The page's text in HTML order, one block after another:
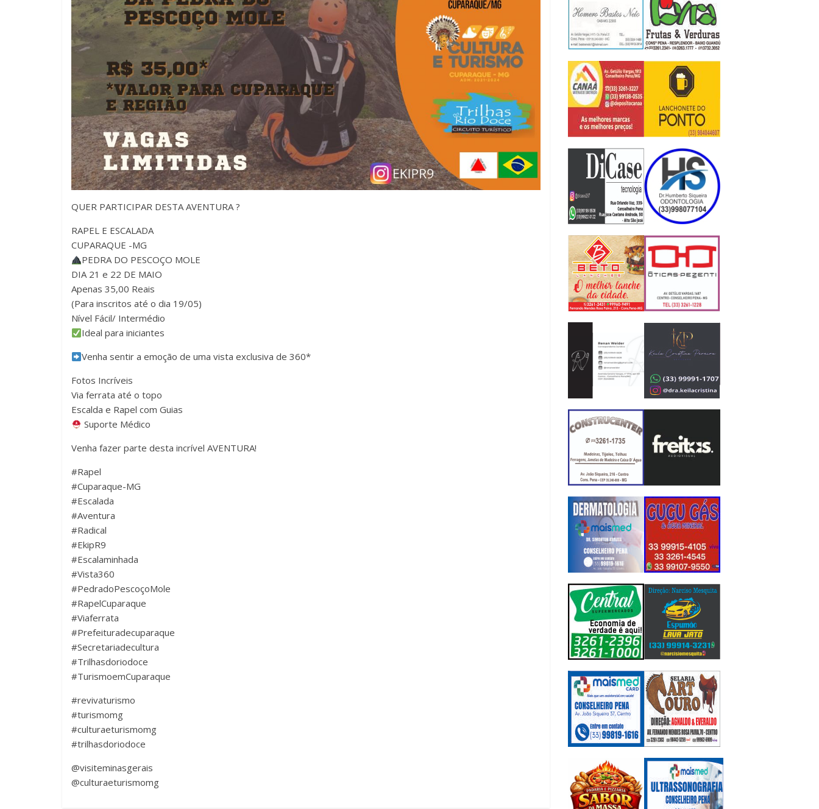
QUER PARTICIPAR DESTA AVENTURA ?
RAPEL E ESCALADA
CUPARAQUE -MG
PEDRA DO PESCOÇO MOLE
DIA 21 e 22 DE MAIO
Apenas 35,00 Reais
(Para inscritos até o dia 19/05)
Nível Fácil/ Intermédio
Ideal para iniciantes
Venha sentir a emoção de uma vista exclusiva de 360*
Fotos Incríveis
Via ferrata até o topo
Escalda e Rapel com Guias
Suporte Médico
Venha fazer parte desta incrível AVENTURA!
#Rapel
#Cuparaque-MG
#Escalada
#Aventura
#Radical
#EkipR9
#Escalaminhada
#Vista360
#PedradoPescoçoMole
#RapelCuparaque
#Viaferrata
#Prefeituradecuparaque
#Secretariadecultura
#Trilhasdoriodoce
#TurismoemCuparaque
#revivaturismo
#turismomg
#culturaeturismomg
#trilhasdoriodoce
@visiteminasgerais
@culturaeturismomg